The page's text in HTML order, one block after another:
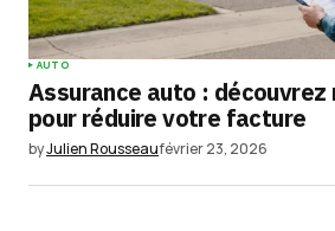
Your Name*
Your E-mail*
site dans le navigateur
AUTO
Assurance auto : découvrez
pour réduire votre facture
byJulien Rousseaufévrier 23, 2026